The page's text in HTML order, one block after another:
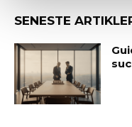
SENESTE